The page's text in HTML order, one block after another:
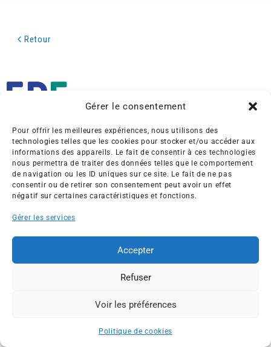
Gérer le consentement
Pour offrir les meilleures expériences, nous utilisons des
technologies telles que les cookies pour stocker et/ou accéder aux
informations des appareils. Le fait de consentir à ces technologies
nous permettra de traiter des données telles que le comportement
de navigation ou les ID uniques sur ce site. Le fait de ne pas
consentir ou de retirer son consentement peut avoir un effet
négatif sur certaines caractéristiques et fonctions.
Gérer les services
Accepter
Refuser
Voir les préférences
Politique de cookies
Retour
Créée en 1992, l’association française des Entreprises pour
l’Environnement (EPE) rassemble une soixantaine de grandes
entreprises françaises et internationales de tous les secteurs
de l’économie, afin de collaborer à leur transformation face
aux enjeux d’une transition écologique intégrée.
L’association EPE
Contacts
©2026 EPE
RGPDPlan du site
ESPACE MEMBRES